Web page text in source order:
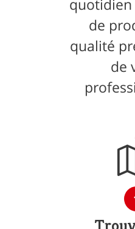
de
qualité
de